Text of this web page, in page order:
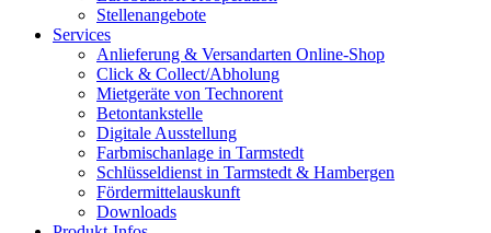
Stellenangebote
Services
Anlieferung & Versandarten Online-Shop
Click & Collect/Abholung
Mietgeräte von Technorent
Betontankstelle
Digitale Ausstellung
Farbmischanlage in Tarmstedt
Schlüsseldienst in Tarmstedt & Hambergen
Fördermittelauskunft
Downloads